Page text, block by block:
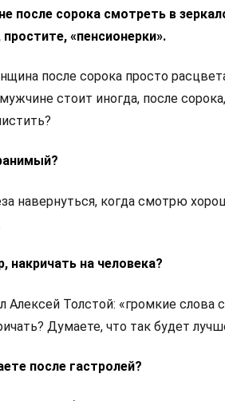
после сорока смотреть в
«пенсионерки».
после сорока просто
стоит иногда, после
навернуться, когда смотрю
на человека?
Алексей Толстой: «громкие слова
Думаете, что так будет
после гастролей?